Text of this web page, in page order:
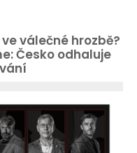
válečné hrozbě?
Česko odhaluje